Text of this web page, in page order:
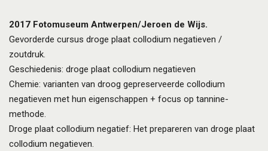
2017 Fotomuseum Antwerpen/Jeroen de Wijs.
Gevorderde cursus droge plaat collodium negatieven /
zoutdruk.
Geschiedenis: droge plaat collodium negatieven
Chemie: varianten van droog gepreserveerde collodium
negatieven met hun eigenschappen + focus op tannine-
methode.
Droge plaat collodium negatief: Het prepareren van droge plaat
collodium negatieven.